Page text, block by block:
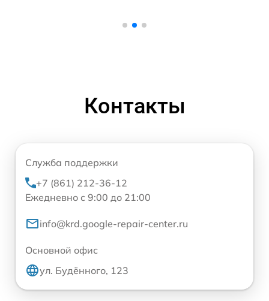
Контакты
Служба поддержки
+7 (861) 212-36-12
Ежедневно с 9:00 до 21:00
info@krd.google-repair-center.ru
Основной офис
ул. Будённого, 123